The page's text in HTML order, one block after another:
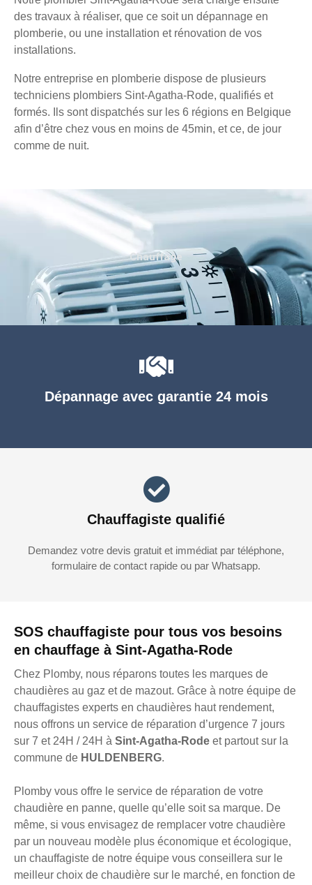
des travaux à réaliser, que ce soit un dépannage en
plomberie, ou une installation et rénovation de vos
installations.
Notre entreprise en plomberie dispose de plusieurs
techniciens plombiers Sint-Agatha-Rode, qualifiés et
formés. Ils sont dispatchés sur les 6 régions en Belgique
afin d’être chez vous en moins de 45min, et ce, de jour
comme de nuit.
SOS chauffagiste pour tous vos besoins
en chauffage à Sint-Agatha-Rode
Chez Plomby, nous réparons toutes les marques de
chaudières au gaz et de mazout. Grâce à notre équipe de
chauffagistes experts en chaudières haut rendement,
nous offrons un service de réparation d’urgence 7 jours
sur 7 et 24H / 24H à Sint-Agatha-Rode et partout sur la
commune de HULDENBERG.
Plomby vous offre le service de réparation de votre
chaudière en panne, quelle qu’elle soit sa marque. De
même, si vous envisagez de remplacer votre chaudière
par un nouveau modèle plus économique et écologique,
un chauffagiste de notre équipe vous conseillera sur le
meilleur choix de chaudière sur le marché, en fonction de
Dépannage avec garantie 24 mois
Chauffagiste qualifié
Demandez votre devis gratuit et immédiat par téléphone,
formulaire de contact rapide ou par Whatsapp.
Chauffage